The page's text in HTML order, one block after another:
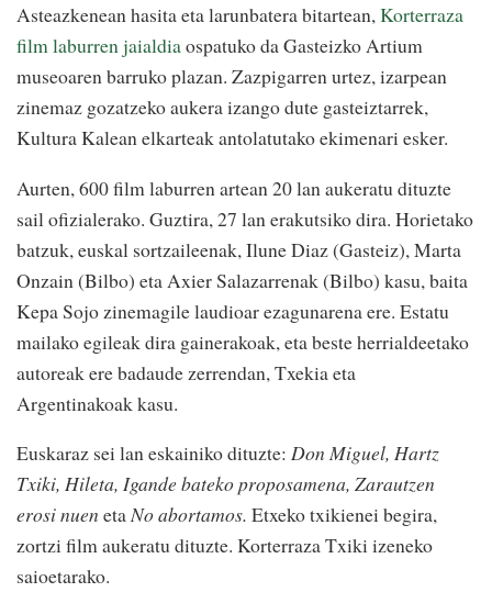
Asteazkenean hasita eta larunbatera bitartean,Korterraza
film laburren jaialdiaospatuko da Gasteizko Artium
museoaren barruko plazan. Zazpigarren urtez, izarpean
zinemaz gozatzeko aukera izango dute gasteiztarrek,
Kultura Kalean elkarteak antolatutako ekimenari esker.
Aurten, 600 film laburren artean 20 lan aukeratu dituzte
sail ofizialerako. Guztira, 27 lan erakutsiko dira. Horietako
batzuk, euskal sortzaileenak, Ilune Diaz (Gasteiz), Marta
Onzain (Bilbo) eta Axier Salazarrenak (Bilbo) kasu, baita
Kepa Sojo zinemagile laudioar ezagunarena ere. Estatu
mailako egileak dira gainerakoak, eta beste herrialdeetako
autoreak ere badaude zerrendan, Txekia eta
Argentinakoak kasu.
Euskaraz sei lan eskainiko dituzte: Don Miguel, Hartz
Txiki, Hileta, Igande bateko proposamena, Zarautzen
erosi nuen etaNo abortamos. Etxeko txikienei begira,
zortzi film aukeratu dituzte. Korterraza Txiki izeneko
saioetarako.